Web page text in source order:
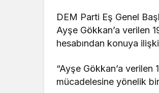
DEM Parti Eş Genel
Ayşe Gökkan’a verilen
hesabından konuya
“Ayşe Gökkan’a
mücadelesine yönelik